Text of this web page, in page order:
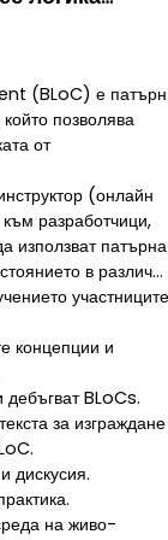
(BLoC) е патърн
позволява
от
(онлайн
разработчици,
използват патърна
в различни
участниците
концепции и
дебъгват BLoCs.
за изграждане
дискусия.
на живо-